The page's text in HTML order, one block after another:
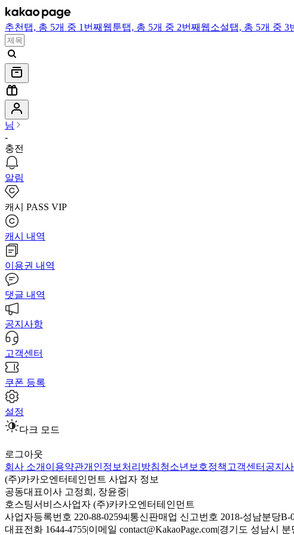
추천 탭, 총 5개 중 1번째 웹툰탭, 총 5개 중 2번째 웹소설탭, 총 5개 중 3
님
-
충전
알림
캐시 PASS VIP
캐시 내역
이용권 내역
댓글 내역
공지사항
고객센터
쿠폰 등록
설정
다크 모드
로그아웃
회사 소개 이용약관개인정보처리방침청소년보호정책 고객센터 공지
(주)카카오엔터테인먼트 사업자 정보
공동대표이사 고정희, 장윤중|
호스팅서비스사업자 (주)카카오엔터테인먼트
사업자등록번호 220-88-02594|통신판매업 신고번호 2018-성남분당B-
대표전화 1644-4755|이메일 contact@KakaoPage.com|경기도 성남시 분